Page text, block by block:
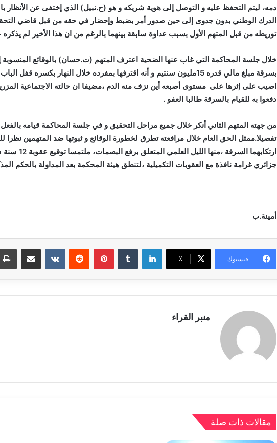
دمه، ليتم التحفظ عليه و التوصل إلى هوية شريكه و هو (ح.نبيل) الذي إختفى عن الأنظار
الدرك الوطني بدون جدوى إلى حين صدور أمر بضبط وإحضار في حقه من قبل قاضي
توريطه من قبل المتهم الأول بسبب عداوة سابقة بينهما بالرغم من ان هذا الأخير لم
خلال جلسة المحاكمة التي غاب عنها الضحية اعترف المتهم (ت.حسان) بالوقائع المنسوبة
بسرقة مبلغ مالي قدره 15مليون سنتيم و أنه اقترفها بمفرده خلال النهار بكسره
اصيب على إثرها على مستوى أصبعه أين نزف منه الدم ،مضيفا ان حالته الاجتماعية
دفعوا به للقيام بالسرقة طالبا العفو .
من جهته المتهم الثاني أنكر خلال جميع مراحل التحقيق و في جلسة المحاكمة قيامه
تفصيلا.ممثل الحق العام خلال مرافعته تطرق لخطورة الوقائع و ثبوتها ضد المتهمين نظرا
ارتكابهما السرقة ،منها الليل العلمي المتعلق برفع البصمات،
ملتمسا
جزائري غرامة نافذة مع العقوبات التكميلية ،لتنطق هيئة المحكمة بعد المداولة بالحكم
أمينة.ب
فيسبوك X
لينكدإن بينتيريست مشاركة عبر البريد
منبر القراء
مقالات ذات صلة